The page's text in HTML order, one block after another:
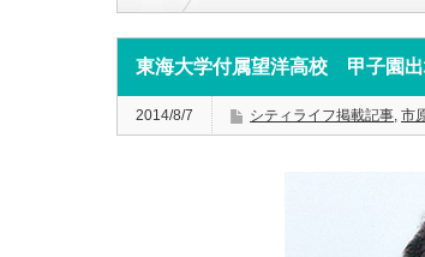
東海大学付属望洋高校 甲子園
2014/8/7 シティライフ掲載記事, 市